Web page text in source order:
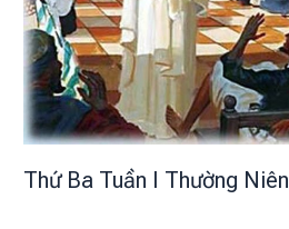
Thứ Ba Tuần I Thường Niên